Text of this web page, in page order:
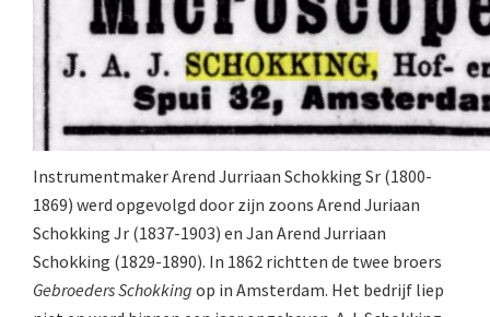
Culpeper (ca. 1735)
Cuff (ca. 1745)
Driepootmicroscoop volgens Culpeper
Dollond, ‘Jones’ most improved type’
Long, Gould type (1821-1850)
Chevalier, trommelmicroscoop (1831-
Nachet, ‘grand modèle’ (1856-1862)
Instrumentmaker Arend Jurriaan Schokking Sr (1800-
1869) werd opgevolgd door zijn zoons Arend Juriaan
Schokking Jr (1837-1903) en Jan Arend Jurriaan
Schokking (1829-1890). In 1862 richtten de twee broers
Gebroeders Schokking op in Amsterdam. Het bedrijf liep